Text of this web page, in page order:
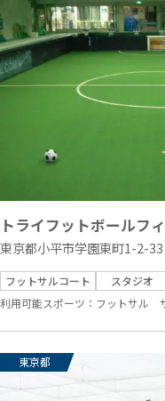
トライフットボールフ
東京都小平市学園東町1-2-33
フットサルコート
スタジオ
利用可能スポーツ： フットサル
東京都